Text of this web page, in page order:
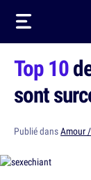
Top 10
sont
Publié dansAmour